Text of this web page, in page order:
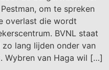
om te spreken
overlast die wordt
BVNL staat
lang lijden onder van
Wybren van Haga wil […]